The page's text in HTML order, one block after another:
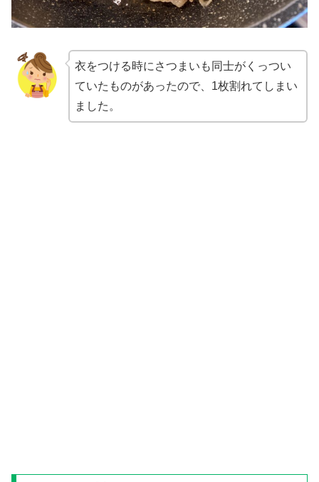
衣をつける時にさつまいも同士がくっつい
ていたものがあったので、1枚割れてしまい
ました。